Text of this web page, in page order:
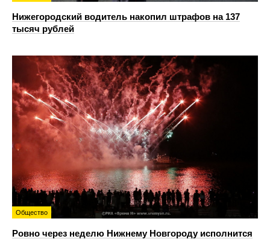
Нижегородский водитель накопил штрафов на 137
тысяч рублей
Общество
Ровно через неделю Нижнему Новгороду исполнится